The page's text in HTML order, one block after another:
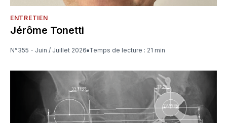
ENTRETIEN
Jérôme Tonetti
N°355 - Juin / Juillet 2026 Temps de lecture : 21 min